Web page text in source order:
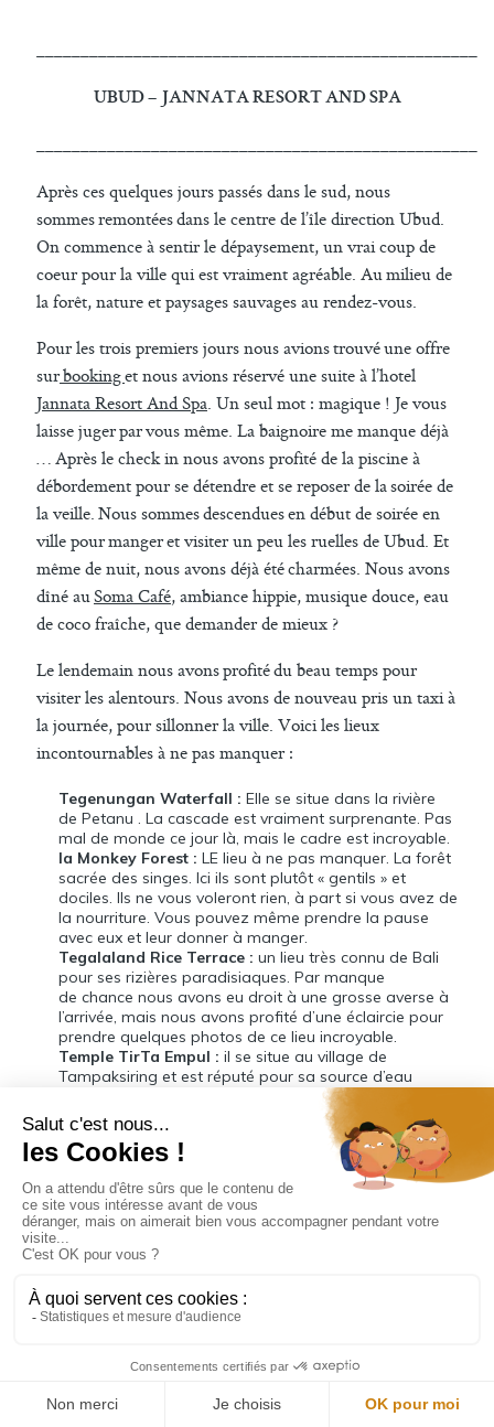
UBUD – JANNATA RESORT AND SPA
Après ces quelques jours passés dans le sud, nous
sommes remontées dans le centre de l’île direction Ubud.
On commence à sentir le dépaysement, un vrai coup de
coeur pour la ville qui est vraiment agréable. Au milieu de
la forêt, nature et paysages sauvages au rendez-vous.
Pour les trois premiers jours nous avions trouvé une offre
surbookinget nous avions réservé une suite à l’hotel
Jannata Resort And Spa. Un seul mot : magique ! Je vous
laisse juger par vous même. La baignoire me manque déjà
… Après le check in nous avons profité de la piscine à
débordement pour se détendre et se reposer de la soirée de
la veille. Nous sommes descendues en début de soirée en
ville pour manger et visiter un peu les ruelles de Ubud. Et
même de nuit, nous avons déjà été charmées. Nous avons
dîné auSoma Café, ambiance hippie, musique douce, eau
de coco fraîche, que demander de mieux ?
Le lendemain nous avons profité du beau temps pour
visiter les alentours. Nous avons de nouveau pris un taxi à
la journée, pour sillonner la ville. Voici les lieux
incontournables à ne pas manquer :
Tegenungan Waterfall : Elle se situe dans la rivière
de Petanu . La cascade est vraiment surprenante. Pas
mal de monde ce jour là, mais le cadre est incroyable.
la Monkey Forest : LE lieu à ne pas manquer. La forêt
sacrée des singes. Ici ils sont plutôt « gentils » et
dociles. Ils ne vous voleront rien, à part si vous avez de
la nourriture. Vous pouvez même prendre la pause
avec eux et leur donner à manger.
Tegalaland Rice Terrace : un lieu très connu de Bali
pour ses rizières paradisiaques. Par manque
de chance nous avons eu droit à une grosse averse à
l’arrivée, mais nous avons profité d’une éclaircie pour
prendre quelques photos de ce lieu incroyable.
Temple TirTa Empul : il se situe au village de
Tampaksiring et est réputé pour sa source d’eau
sacrée où les Balinais viennent pour se purifier, un vrai
havre de paix.
Deuxième jour à Ubud plutôt tranquille, du fait du temps
(beaucoup de grisaille et de pluie) mais aussi car nous
avons prévu de faire la montée duMont Batur, un volcan
balinais offrant une vue incroyable au lever du soleil. Il
faut partir à 2h du matin … Donc journée relax. Après
une petite ballade dans le centre ville, pour les filles il y a
vraiment de chouettes magasins, j’avoue d’ailleurs avoir
un peu craqué … Nous avons chillé près de la piscine